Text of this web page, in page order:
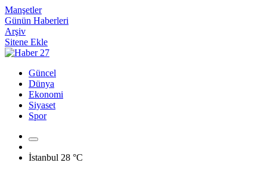
Manşetler
Günün Haberleri
Arşiv
Sitene Ekle
Güncel
Dünya
Ekonomi
Siyaset
Spor
İstanbul 28 °C